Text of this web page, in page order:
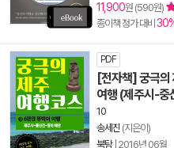
11,900원 (590원)
종이책 정가 대비
PDF
[전자책] 궁극의
여행 (제주시-
10
송세진 (지은이)
북탐| 2016년 06월